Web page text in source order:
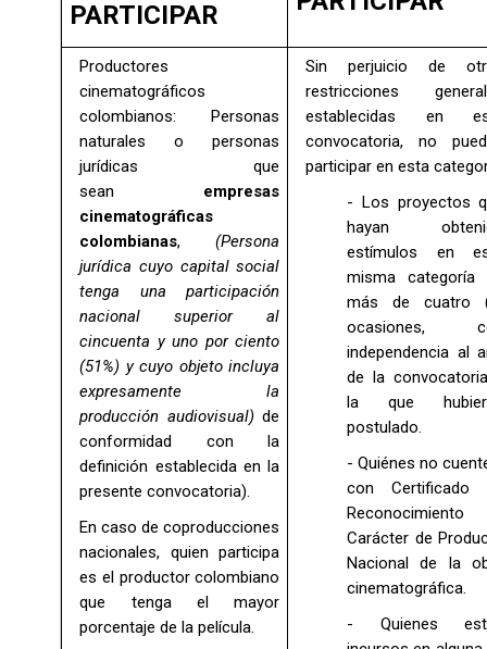
PARTICIPAR
Productores
cinematográficos
colombianos: Personas
naturales o personas
jurídicas que
sean empresas
cinematográficas
colombianas,(Persona
jurídica cuyo capital social
tenga una participación
nacional superior al
cincuenta y uno por ciento
(51%) y cuyo objeto incluya
expresamente la
producción audiovisual)de
conformidad con la
definición establecida en la
presente convocatoria).
En caso de coproducciones
nacionales, quien participa
es el productor colombiano
que tenga el mayor
porcentaje de la película.
Sin perjuicio de
restricciones
establecidas en
convocatoria, no
participar en esta
- Los proyectos
hayan
estímulos en
misma categoría
más de cuatro
ocasiones,
independencia al
de la
la que
postulado.
- Quiénes no
con Certificado
Reconocimiento
Carácter de
Nacional de la
cinematográfica.
- Quienes